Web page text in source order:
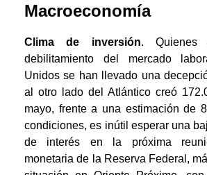
Macroeconomía
Clima de inversión. Quienes
debilitamiento del mercado
Unidos se han llevado una
al otro lado del Atlántico creó
mayo, frente a una estimación de
condiciones, es inútil esperar una
de interés en la próxima
monetaria de la Reserva Federal,